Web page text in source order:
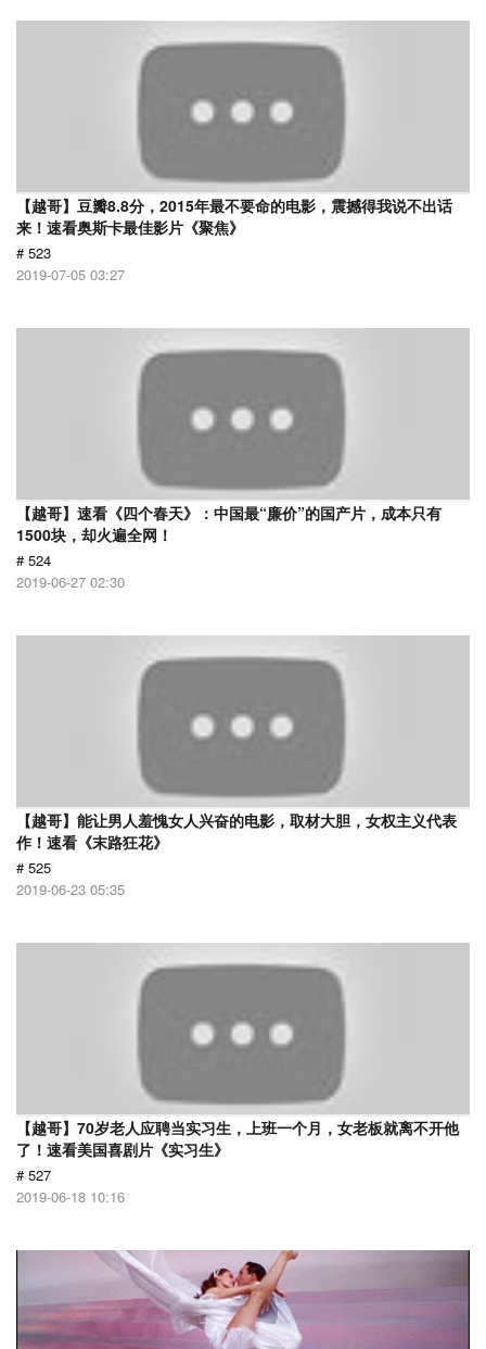
【越哥】豆瓣8.8分，2015年最不要命的电影，震撼得我说不出话
来！速看奥斯卡最佳影片《聚焦》
# 523
2019-07-05 03:27
【越哥】速看《四个春天》：中国最“廉价”的国产片，成本只有
1500块，却火遍全网！
# 524
2019-06-27 02:30
【越哥】能让男人羞愧女人兴奋的电影，取材大胆，女权主义代表
作！速看《末路狂花》
# 525
2019-06-23 05:35
【越哥】70岁老人应聘当实习生，上班一个月，女老板就离不开他
了！速看美国喜剧片《实习生》
# 527
2019-06-18 10:16